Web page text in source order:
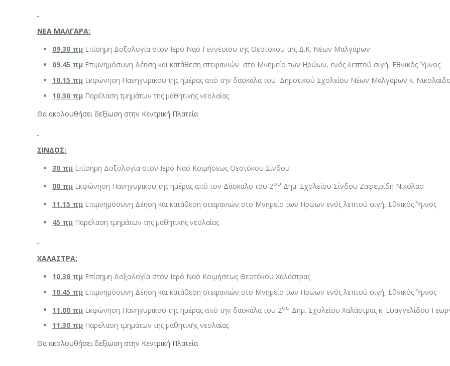
ΝΕΑ ΜΑΛΓΑΡΑ:
09.30 πμ Επίσημη Δοξολογία στον Ιερό Ναό Γεννέσιου της Θεοτόκου της Δ.Κ. Νέων Μαλγάρων
09.45 πμ Επιμνημόσυνη Δέηση και κατάθεση στεφανιών στο Μνημείο των Ηρώων, ενός λεπτού σιγή, Εθνικός Ύμνος
10.15 πμ Εκφώνηση Πανηγυρικού της ημέρας από την δασκάλα του Δημοτικού Σχολείου Νέων Μαλγάρων κ.
10.30 πμ Παρέλαση τμημάτων της μαθητικής νεολαίας
Θα ακολουθήσει δεξίωση στην Κεντρική Πλατεία
ΣΙΝΔΟΣ:
30 πμ Επίσημη Δοξολογία στον Ιερό Ναό Κοιμήσεως Θεοτόκου Σίνδου
00 πμ Εκφώνηση Πανηγυρικού της ημέρας από τον Δάσκαλο του 2ου Δημ. Σχολείου Σίνδου Ζαφειρίδη Νικόλαο
11.15 πμ Επιμνημόσυνη Δέηση και κατάθεση στεφανιών στο Μνημείο των Ηρώων ενός λεπτού σιγή, Εθνικός Ύμνος
45 πμ Παρέλαση τμημάτων της μαθητικής νεολαίας
ΧΑΛΑΣΤΡΑ:
10.30 πμ Επίσημη Δοξολογία στον Ιερό Ναό Κοιμήσεως Θεοτόκου Χαλάστρας
10.45 πμ Επιμνημόσυνη Δέηση και κατάθεση στεφανιών στο Μνημείο των Ηρώων ενός λεπτού σιγή, Εθνικός Ύμνος
11.00 πμ Εκφώνηση Πανηγυρικού της ημέρας από την δασκάλα του 2ου Δημ. Σχολείου Χαλάστρας κ. Ευαγγελίδου
11.30 πμ Παρέλαση τμημάτων της μαθητικής νεολαίας
Θα ακολουθήσει δεξίωση στην Κεντρική Πλατεία